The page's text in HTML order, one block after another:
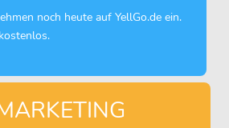
noch heute auf YellGo.de ein.